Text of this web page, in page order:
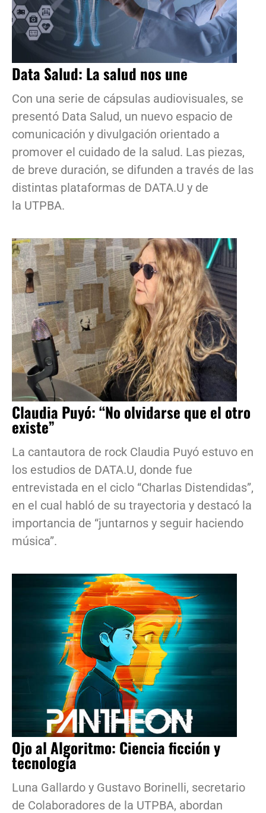
Data Salud: La salud nos une
Con una serie de cápsulas audiovisuales, se
presentó Data Salud, un nuevo espacio de
comunicación y divulgación orientado a
promover el cuidado de la salud. Las piezas,
de breve duración, se difunden a través de las
distintas plataformas de DATA.U y de
la UTPBA.
Claudia Puyó: “No olvidarse que el otro
existe”
La cantautora de rock Claudia Puyó estuvo en
los estudios de DATA.U, donde fue
entrevistada en el ciclo “Charlas Distendidas”,
en el cual habló de su trayectoria y destacó la
importancia de “juntarnos y seguir haciendo
música”.
Ojo al Algoritmo: Ciencia ficción y
tecnología
Luna Gallardo y Gustavo Borinelli, secretario
de Colaboradores de la UTPBA, abordan